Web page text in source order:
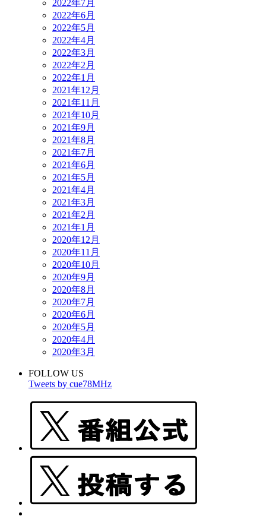
2022年7月
2022年6月
2022年5月
2022年4月
2022年3月
2022年2月
2022年1月
2021年12月
2021年11月
2021年10月
2021年9月
2021年8月
2021年7月
2021年6月
2021年5月
2021年4月
2021年3月
2021年2月
2021年1月
2020年12月
2020年11月
2020年10月
2020年9月
2020年8月
2020年7月
2020年6月
2020年5月
2020年4月
2020年3月
FOLLOW US
Tweets by cue78MHz